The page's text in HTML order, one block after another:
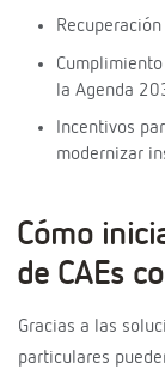
la Agenda
Incentivos
modernizar
Cómo
de CAEs
Gracias a las
particulares